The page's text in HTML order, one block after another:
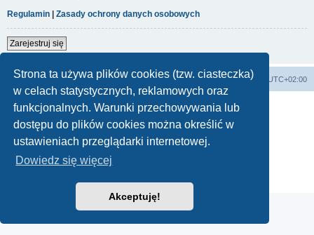
Strona ta używa plików cookies (tzw. ciasteczka)
w celach statystycznych, reklamowych oraz
funkcjonalnych. Warunki przechowywania lub
dostępu do plików cookies można określić w
ustawieniach przeglądarki internetowej.
Dowiedz się więcej
Akceptuję!
Regulamin | Zasady ochrony danych osobowych
Zarejestruj się
Forum Bike Łódź - Forum Rowerowe Łódź - Forum Szosowe - Forum MTB Strona Główna Strefa czasowa UTC+02:00
Linki partnerskie: strony www lodz ,Fotografia Analogowa
Polski pakiet językowy dostarcza